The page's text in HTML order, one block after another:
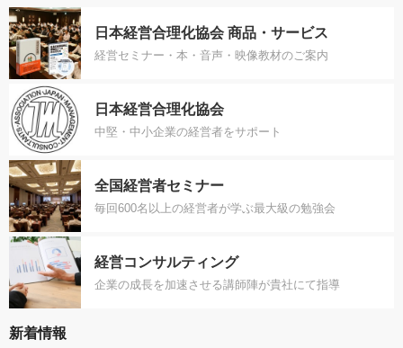
日本経営合理化協会 商品・サービス
経営セミナー・本・音声・映像教材のご案内
日本経営合理化協会
中堅・中小企業の経営者をサポート
全国経営者セミナー
毎回600名以上の経営者が学ぶ最大級の勉強会
経営コンサルティング
企業の成長を加速させる講師陣が貴社にて指導
新着情報